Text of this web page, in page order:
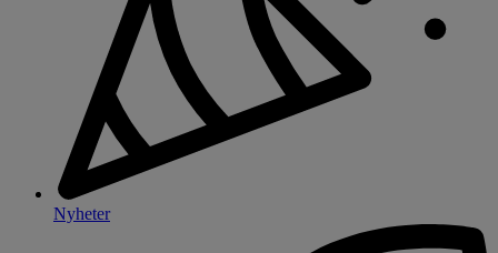
Nyheter